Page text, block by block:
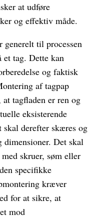
at udføre
og effektiv måde.
generelt til processen
et tag. Dette kan
og faktisk
af tagpap
tagfladen er ren og
eksisterende
skal derefter skæres og
dimensioner. Det skal
skruer, søm eller
specifikke
kræver
for at sikre, at
mod